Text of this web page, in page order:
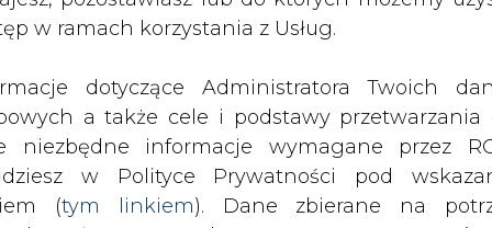
w ramach korzystania z Usług.
dotyczące Administratora Twoich
a także cele i podstawy przetwarzania
niezbędne informacje wymagane przez
w Polityce Prywatności pod
(tym linkiem). Dane zbierane na
Rose opisujący brytyjskie
słonecznej okazał się
jeden z naszych